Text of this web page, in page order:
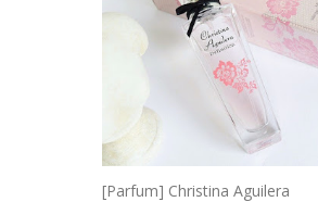
[Parfum] Christina Aguilera